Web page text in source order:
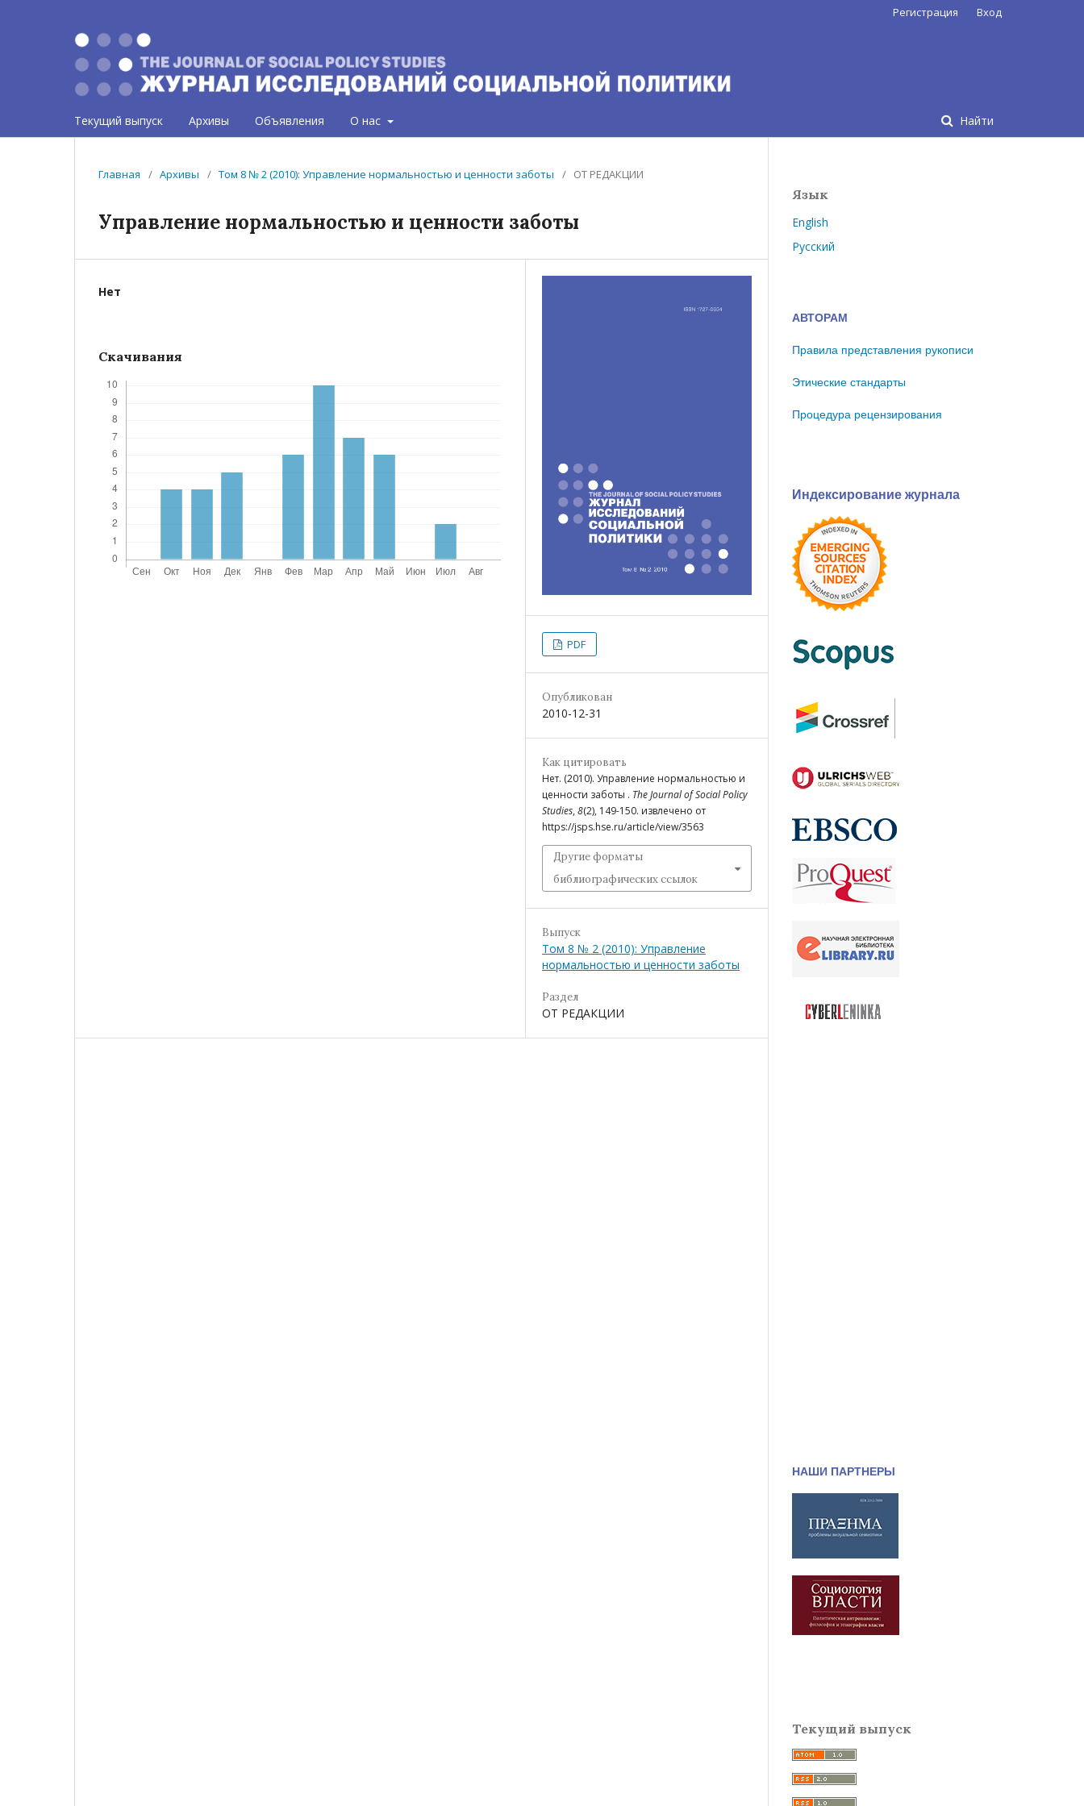
Текущий выпуск Архивы Объявления О нас Найти
Регистрация Вход
Главная / Архивы / Том 8 № 2 (2010): Управление нормальностью и ценности заботы / ОТ РЕДАКЦИИ
Управление нормальностью и ценности заботы
Нет
Скачивания
PDF
Опубликован
2010-12-31
Как цитировать
Нет. (2010). Управление нормальностью и
ценности заботы . The Journal of Social Policy
Studies, 8(2), 149-150. извлечено от
https://jsps.hse.ru/article/view/3563
Другие форматы
библиографических ссылок
Выпуск
Том 8 № 2 (2010): Управление
нормальностью и ценности заботы
Раздел
ОТ РЕДАКЦИИ
Язык
English
Русский
АВТОРАМ
Правила представления рукописи
Этические стандарты
Процедура рецензирования
Индексирование журнала
НАШИ ПАРТНЕРЫ
Текущий выпуск